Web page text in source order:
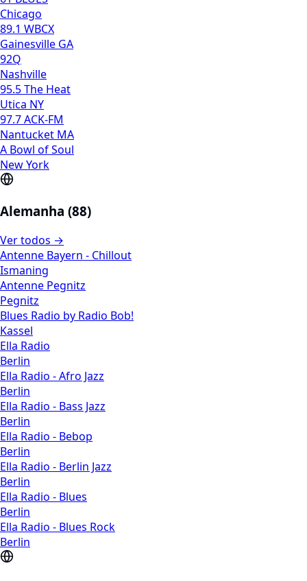
Chicago
89.1 WBCX
Gainesville GA
92Q
Nashville
95.5 The Heat
Utica NY
97.7 ACK-FM
Nantucket MA
A Bowl of Soul
New York
Alemanha (88)
Ver todos →
Antenne Bayern - Chillout
Ismaning
Antenne Pegnitz
Pegnitz
Blues Radio by Radio Bob!
Kassel
Ella Radio
Berlin
Ella Radio - Afro Jazz
Berlin
Ella Radio - Bass Jazz
Berlin
Ella Radio - Bebop
Berlin
Ella Radio - Berlin Jazz
Berlin
Ella Radio - Blues
Berlin
Ella Radio - Blues Rock
Berlin